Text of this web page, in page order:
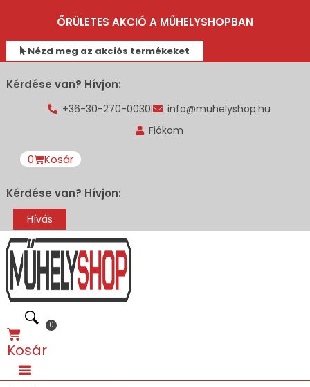
ŐRÜLETES AKCIÓ A MŰHELYSHOPBAN
Nézd meg az akciós termékeket
Kérdése van? Hívjon:
+36-30-270-0030
info@muhelyshop.hu
Fiókom
0 Kosár
Kérdése van? Hívjon:
Hívás
0
Kosár